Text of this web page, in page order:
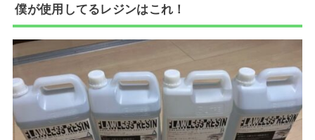
僕が使用してるレジンはこれ！